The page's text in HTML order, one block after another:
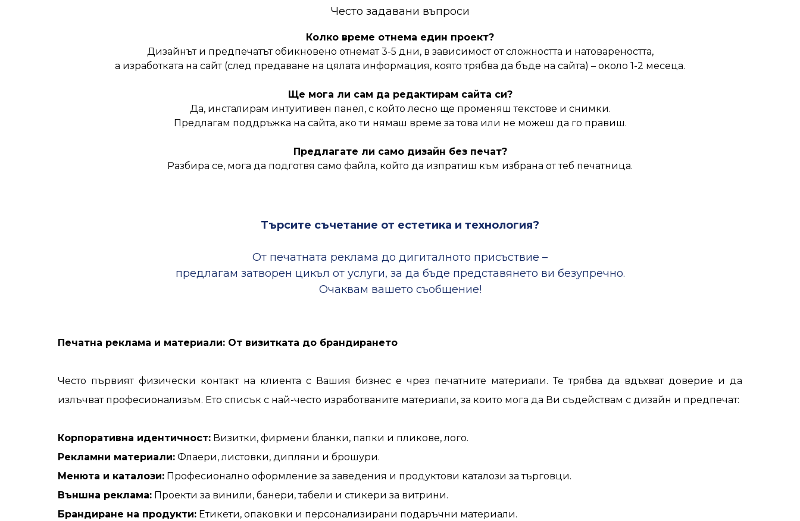
Често задавани въпроси
Колко време отнема един проект?
Дизайнът и предпечатът обикновено отнемат 3-5 дни, в зависимост от сложността и натовареността,
а изработката на сайт (след предаване на цялата информация, която трябва да бъде на сайта) – около 1-2 месеца.
Ще мога ли сам да редактирам сайта си?
Да, инсталирам интуитивен панел, с който лесно ще променяш текстове и снимки.
Предлагам поддръжка на сайта, ако ти нямаш време за това или не можеш да го правиш.
Предлагате ли само дизайн без печат?
Разбира се, мога да подготвя само файла, който да изпратиш към избрана от теб печатница.
Търсите съчетание от естетика и технология?
От печатната реклама до дигиталното присъствие –
предлагам затворен цикъл от услуги, за да бъде представянето ви безупречно.
Очаквам вашето съобщение!
Печатна реклама и материали: От визитката до брандирането
Често първият физически контакт на клиента с Вашия бизнес е чрез печатните материали. Те трябва да вдъхват доверие и да
излъчват професионализъм. Ето списък с най-често изработваните материали, за които мога да Ви съдействам с дизайн и предпечат:
Корпоративна идентичност: Визитки, фирмени бланки, папки и пликове, лого.
Рекламни материали: Флаери, листовки, дипляни и брошури.
Менюта и каталози: Професионално оформление за заведения и продуктови каталози за търговци.
Външна реклама: Проекти за винили, банери, табели и стикери за витрини.
Брандиране на продукти: Етикети, опаковки и персонализирани подаръчни материали.